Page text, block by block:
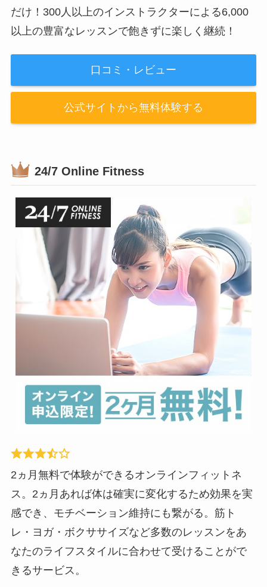
だけ！300人以上のインストラクターによる6,000
以上の豊富なレッスンで飽きずに楽しく継続！
口コミ・レビュー
公式サイトから無料体験する
24/7 Online Fitness
2ヵ月無料で体験ができるオンラインフィットネ
ス。2ヵ月あれば体は確実に変化するため効果を実
感でき、モチベーション維持にも繋がる。筋ト
レ・ヨガ・ボクササイズなど多数のレッスンをあ
なたのライフスタイルに合わせて受けることがで
きるサービス。